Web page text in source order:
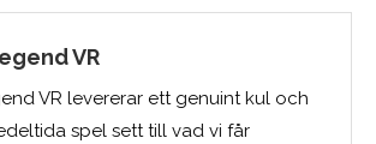
VR
VR levererar ett genuint kul och
spel sett till vad vi får